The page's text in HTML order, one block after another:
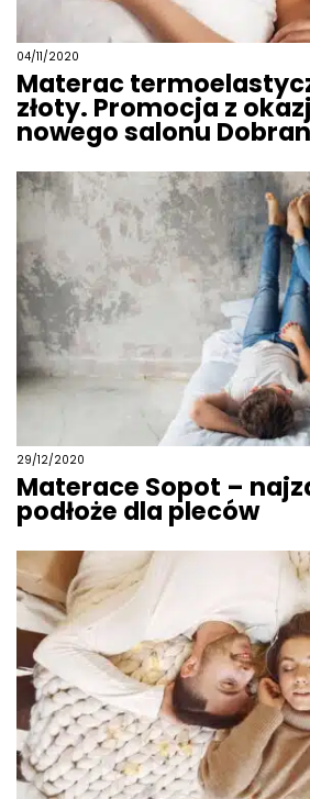
04/11/2020
Materac
złoty. Promocja z
nowego salonu
29/12/2020
Materace Sopot –
podłoże dla pleców